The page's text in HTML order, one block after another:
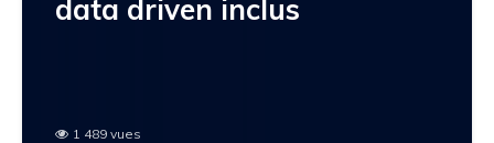
data driven inclus
1 489 vues